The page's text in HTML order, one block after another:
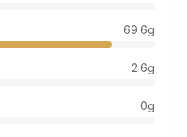
69.6g
2.6g
0g